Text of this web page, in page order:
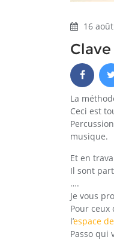
16
Clave
La
Ceci est
musique.
Et en
Il sont
….
Je vous
Pour
l’espace
Passo qui